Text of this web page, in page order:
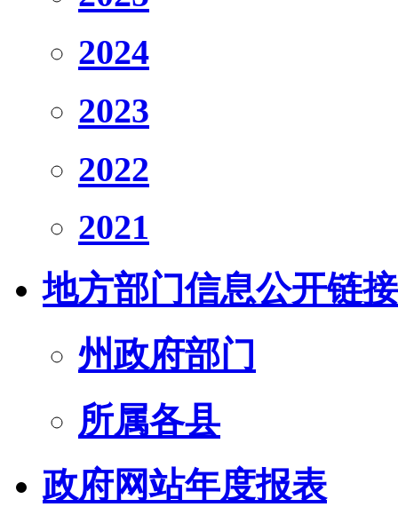
2024
2023
2022
2021
地方部门信息公开链接
州政府部门
所属各县
政府网站年度报表